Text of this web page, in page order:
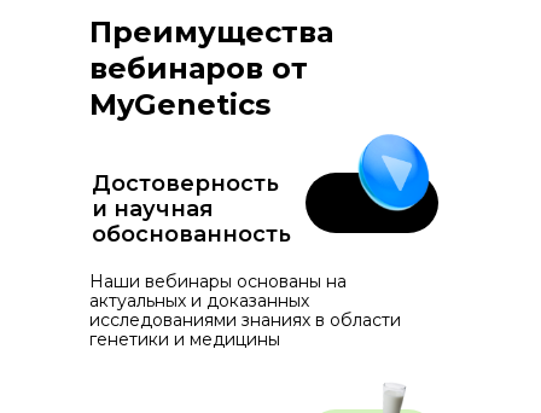
Достоверность
и научная
обоснованность
Наши вебинары основаны на
актуальных и доказанных
исследованиями знаниях в области
генетики и медицины
Преимущества
вебинаров от
MyGenetics